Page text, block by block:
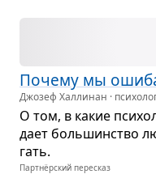
Почему мы
Джозеф Халлинан ·
О том, в какие
дает боль­шин­ство
гать.
Партнёрский пересказ